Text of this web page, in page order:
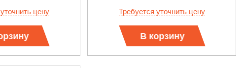
цену Требуется уточнить цену
В корзину